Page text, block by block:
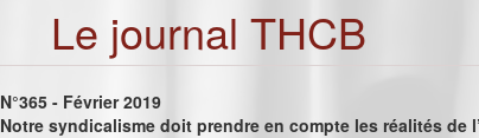
Le journal THCB
N°365 - Février 2019
Notre syndicalisme doit prendre en compte les réalités